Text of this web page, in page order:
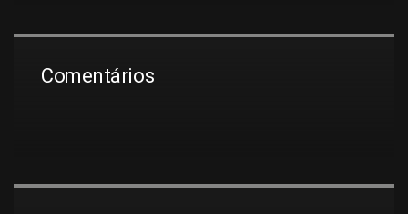
Comentários